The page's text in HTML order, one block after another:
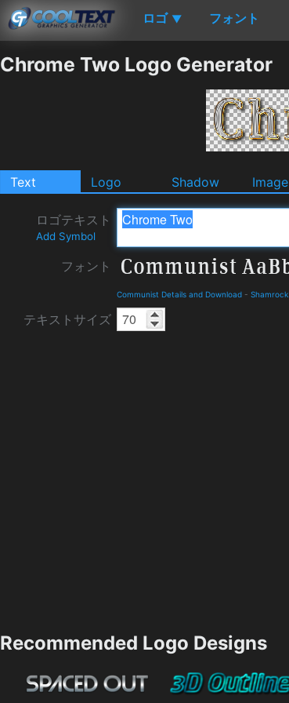
ロゴ ▼ フォント
Chrome Two Logo Generator
Text Logo Shadow Image
ロゴテキスト
Add Symbol
フォント
Communist Details and Download - Shamrock
テキストサイズ
Recommended Logo Designs